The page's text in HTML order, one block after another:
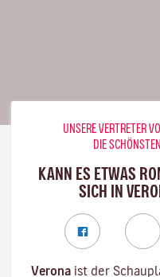
UNSERE VERTRETER
DIE
KANN ES ETWAS
SICH IN
Verona ist der